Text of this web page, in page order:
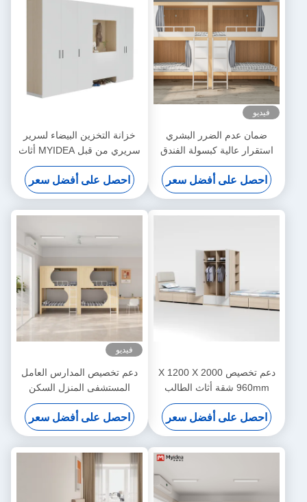
فيديو
ضمان عدم الضرر البشري
استقرار عالية كبسولة الفندق
دعم السرير تخصيص
احصل على أفضل سعر
خزانة التخزين البيضاء لسرير
سريري من قبل MYIDEA أثاث
المكاتب في فوشان
احصل على أفضل سعر
دعم تخصيص 2000 X 1200 X
960mm شقة أثاث الطالب
سرير مستودع المدرسة مع
سرير مكتب
احصل على أفضل سعر
فيديو
دعم تخصيص المدارس العامل
المستشفى المنزل السكن
المعدني مستقر الطالب الخشبية
التخزين العلوي سرير سرير
احصل على أفضل سعر